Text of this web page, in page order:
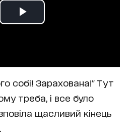
собі! Зарахована!" Тут
треба, і все було
щасливий кінець